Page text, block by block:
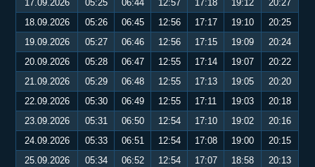
17.09.2026
05:25 06:44 12:57 17:18 19:12
20:27
18.09.2026
05:26 06:45 12:56 17:17 19:10
20:25
19.09.2026
05:27 06:46 12:56 17:15 19:09
20:24
20.09.2026
05:28 06:47 12:55 17:14 19:07
20:22
21.09.2026
05:29 06:48 12:55 17:13 19:05
20:20
22.09.2026
05:30 06:49 12:55 17:11 19:03
20:18
23.09.2026
05:31 06:50 12:54 17:10 19:02
20:16
24.09.2026
05:33 06:51 12:54 17:08 19:00
20:15
25.09.2026
05:34 06:52 12:54 17:07 18:58
20:13